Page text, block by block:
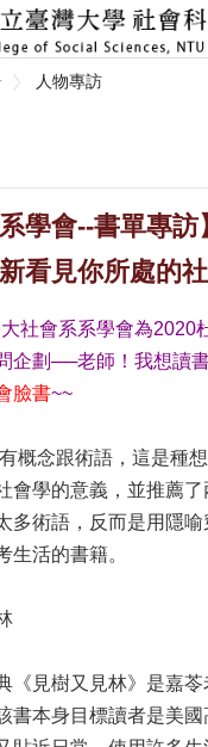
人物專訪
系學會--書單專
看見你所處的
社會系系學會為2020
企劃──老師！我想讀
臉書~~
概念跟術語，這是種
會學的意義，並推薦
多術語，反而是用隱
生活的書籍。
見樹又見林》是嘉苓
書本身目標讀者是美